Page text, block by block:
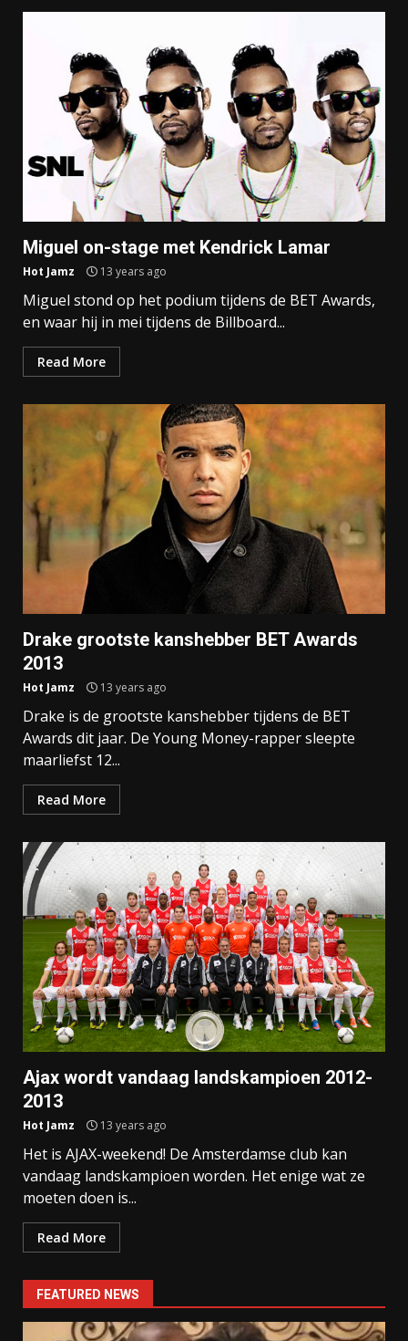
Miguel on-stage met Kendrick Lamar
Hot Jamz 13 years ago
Miguel stond op het podium tijdens de BET Awards,
en waar hij in mei tijdens de Billboard...
Read More
Drake grootste kanshebber BET Awards
2013
Hot Jamz 13 years ago
Drake is de grootste kanshebber tijdens de BET
Awards dit jaar. De Young Money-rapper sleepte
maarliefst 12...
Read More
Ajax wordt vandaag landskampioen 2012-
2013
Hot Jamz 13 years ago
Het is AJAX-weekend! De Amsterdamse club kan
vandaag landskampioen worden. Het enige wat ze
moeten doen is...
Read More
FEATURED NEWS